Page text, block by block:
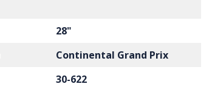
28"
Continental Grand Prix
30-622